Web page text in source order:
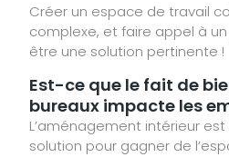
Créer un espace de travail
complexe, et faire appel à
être une solution pertinente !
Est-ce que le fait de
bureaux impacte les
L’aménagement intérieur
solution pour gagner de